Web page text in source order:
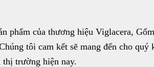
phẩm của thương hiệu Viglacera,
tôi cam kết sẽ mang đến cho quý
trường hiện nay.